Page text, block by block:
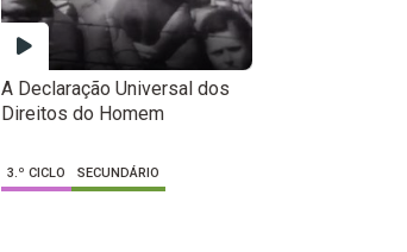
A Declaração Universal dos
Direitos do Homem
3.º CICLO SECUNDÁRIO